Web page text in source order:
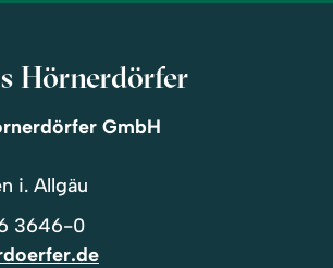
Hörnerdörfer
GmbH
i. Allgäu
3646-0